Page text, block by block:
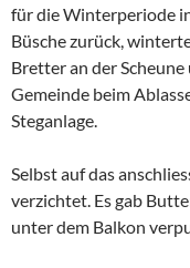
für die Winterperiode
Büsche zurück,
Bretter an der
Gemeinde beim
Steganlage.
Selbst auf das
verzichtet. Es gab
unter dem Balkon